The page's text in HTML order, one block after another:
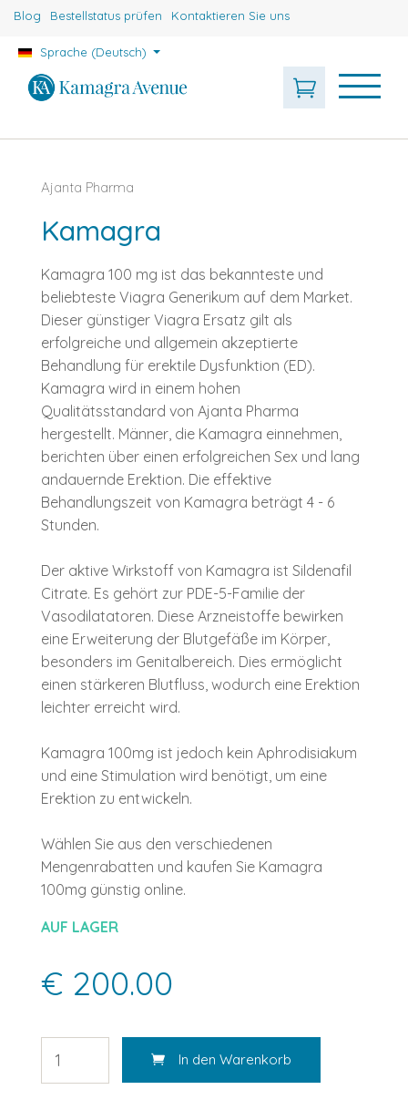
Blog Bestellstatus prüfen Kontaktieren Sie uns
Sprache (Deutsch)
Ajanta Pharma
Kamagra
Kamagra 100 mg ist das bekannteste und
beliebteste Viagra Generikum auf dem Market.
Dieser günstiger Viagra Ersatz gilt als
erfolgreiche und allgemein akzeptierte
Behandlung für erektile Dysfunktion (ED).
Kamagra wird in einem hohen
Qualitätsstandard von Ajanta Pharma
hergestellt. Männer, die Kamagra einnehmen,
berichten über einen erfolgreichen Sex und lang
andauernde Erektion. Die effektive
Behandlungszeit von Kamagra beträgt 4 - 6
Stunden.
Der aktive Wirkstoff von Kamagra ist Sildenafil
Citrate. Es gehört zur PDE-5-Familie der
Vasodilatatoren. Diese Arzneistoffe bewirken
eine Erweiterung der Blutgefäße im Körper,
besonders im Genitalbereich. Dies ermöglicht
einen stärkeren Blutfluss, wodurch eine Erektion
leichter erreicht wird.
Kamagra 100mg ist jedoch kein Aphrodisiakum
und eine Stimulation wird benötigt, um eine
Erektion zu entwickeln.
Wählen Sie aus den verschiedenen
Mengenrabatten und kaufen Sie Kamagra
100mg günstig online.
AUF LAGER
€ 200.00
In den Warenkorb